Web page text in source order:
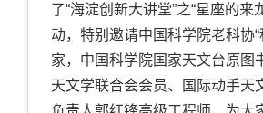
了“海淀创新大讲堂”之“星座的来
动，特别邀请中国科学院老科协“
家， 中国科学院国家天文台原 图
天文学联合会会员、国际动手天